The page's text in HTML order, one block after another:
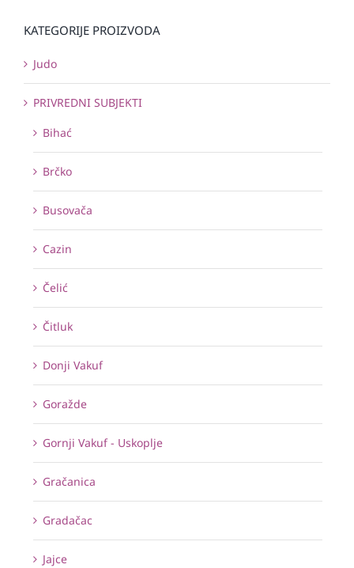
KATEGORIJE PROIZVODA
Judo
PRIVREDNI SUBJEKTI
Bihać
Brčko
Busovača
Cazin
Čelić
Čitluk
Donji Vakuf
Goražde
Gornji Vakuf - Uskoplje
Gračanica
Gradačac
Jajce